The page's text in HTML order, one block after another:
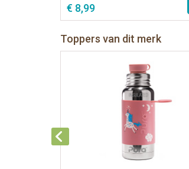
€ 8,99
Toppers van dit merk